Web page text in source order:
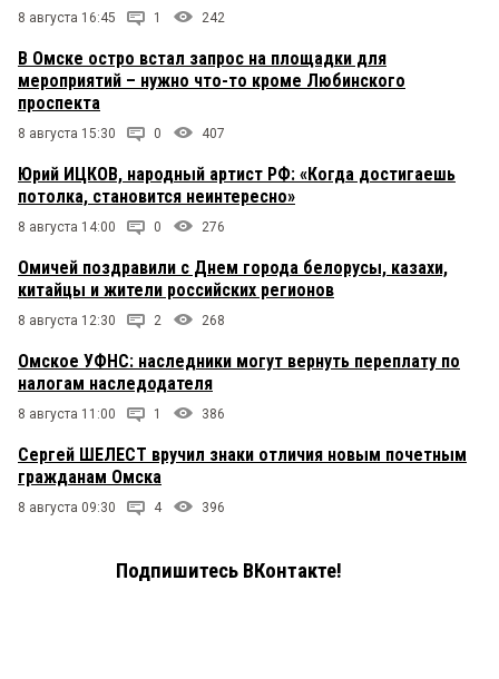
8 августа 16:45 1 242
В Омске остро встал запрос на площадки для
мероприятий – нужно что-то кроме Любинского
проспекта
8 августа 15:30 0 407
Юрий ИЦКОВ, народный артист РФ: «Когда достигаешь
потолка, становится неинтересно»
8 августа 14:00 0 276
Омичей поздравили с Днем города белорусы, казахи,
китайцы и жители российских регионов
8 августа 12:30 2 268
Омское УФНС: наследники могут вернуть переплату по
налогам наследодателя
8 августа 11:00 1 386
Сергей ШЕЛЕСТ вручил знаки отличия новым почетным
гражданам Омска
8 августа 09:30 4 396
Подпишитесь ВКонтакте!